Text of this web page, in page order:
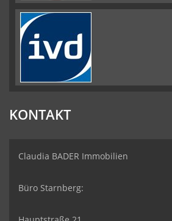
KONTAKT
Claudia BADER Immobilien
Büro Starnberg: